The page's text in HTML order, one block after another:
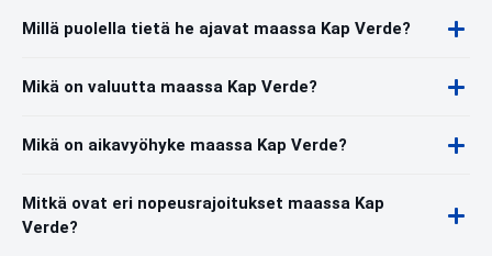
Millä puolella tietä he ajavat maassa Kap Verde?
Mikä on valuutta maassa Kap Verde?
Mikä on aikavyöhyke maassa Kap Verde?
Mitkä ovat eri nopeusrajoitukset maassa Kap
Verde?